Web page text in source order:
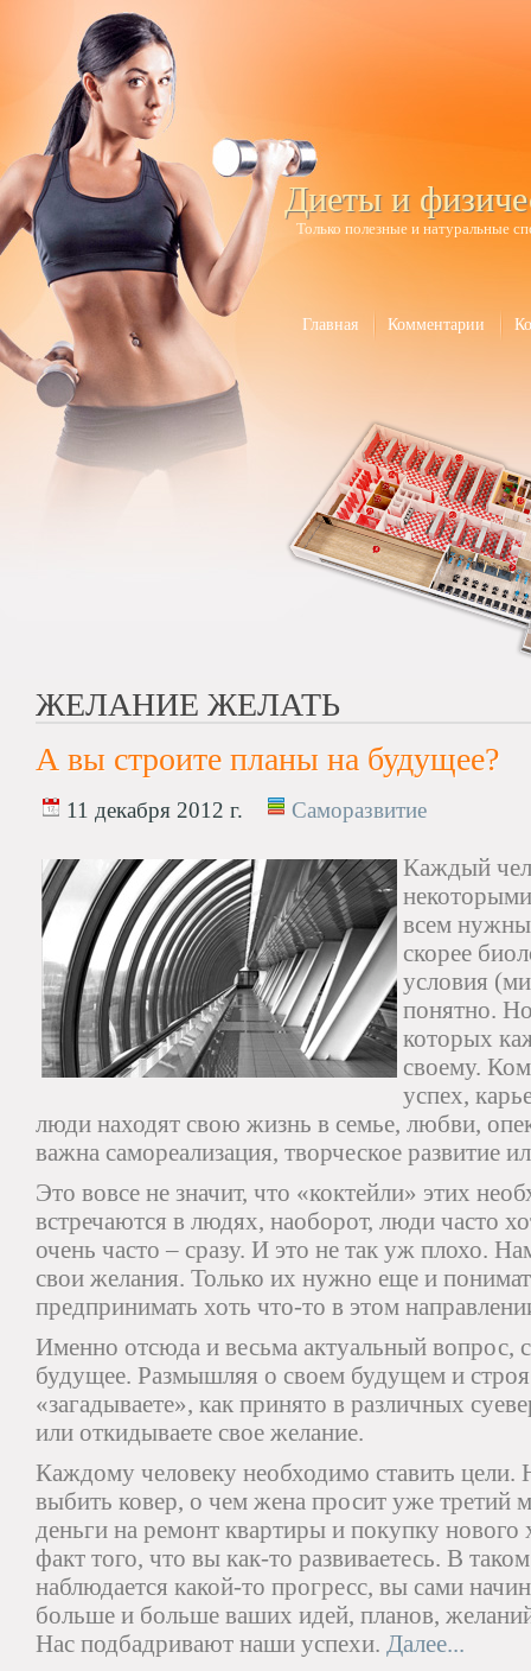
Диеты и
Только полезные и натуральные
Главная Комментарии
ЖЕЛАНИЕ ЖЕЛАТЬ
А вы строите планы на будущее?
11 декабря 2012 г. Саморазвитие
Каждый
всем
скорее
условия
понятно.
которых
своему.
успех,
люди находят свою жизнь в семье, любви,
важна самореализация, творческое развитие
Это вовсе не значит, что «коктейли» этих
встречаются в людях, наоборот, люди часто
очень часто – сразу. И это не так уж плохо.
свои желания. Только их нужно еще и
предпринимать хоть что-то в этом
Именно отсюда и весьма актуальный вопрос,
будущее. Размышляя о своем будущем и
«загадываете», как принято в различных
или откидываете свое желание.
Каждому человеку необходимо ставить цели.
выбить ковер, о чем жена просит уже третий
деньги на ремонт квартиры и покупку
факт того, что вы как-то развиваетесь. В
наблюдается какой-то прогресс, вы сами
больше и больше ваших идей, планов,
Нас подбадривают наши успехи. Далее...